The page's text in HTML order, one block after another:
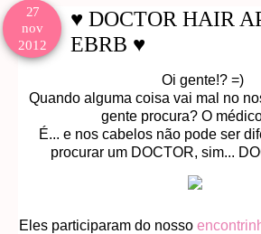
27
nov
2012
♥ DOCTOR HAIR
EBRB ♥
Oi gente!? =)
Quando alguma coisa vai mal no
gente procura? O
É... e nos cabelos não pode ser
procurar um DOCTOR, sim...
Eles participaram do nosso